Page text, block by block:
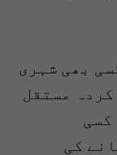
بھی شہری
مستقل
کسی
کی